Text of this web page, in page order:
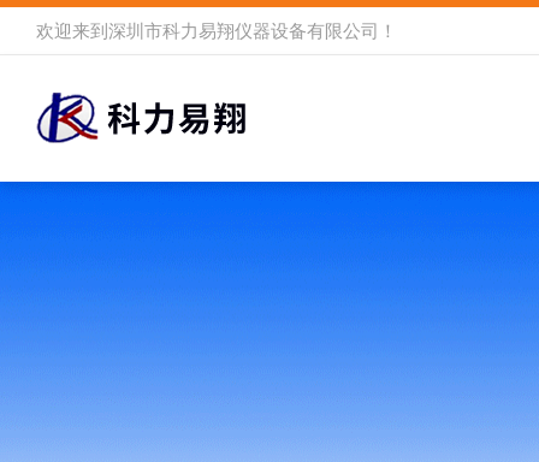
欢迎来到 深圳市科力易翔仪器设备有限公司 ！